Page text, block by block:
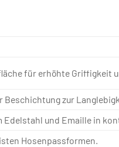
für erhöhte Griffigkeit
Beschichtung zur
Edelstahl und Emaille in
Hosenpassformen.